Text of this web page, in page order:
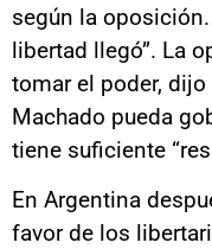
según la
libertad llegó”. La
tomar el poder,
Machado pueda
tiene suficiente
En Argentina
favor de los